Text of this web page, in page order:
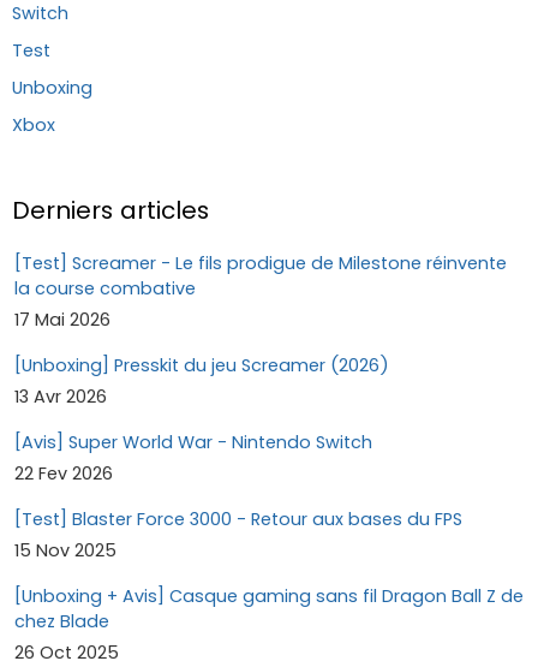
Switch
Test
Unboxing
Xbox
Derniers articles
[Test] Screamer - Le fils prodigue de Milestone réinvente
la course combative
17 Mai 2026
[Unboxing] Presskit du jeu Screamer (2026)
13 Avr 2026
[Avis] Super World War - Nintendo Switch
22 Fev 2026
[Test] Blaster Force 3000 - Retour aux bases du FPS
15 Nov 2025
[Unboxing + Avis] Casque gaming sans fil Dragon Ball Z de
chez Blade
26 Oct 2025